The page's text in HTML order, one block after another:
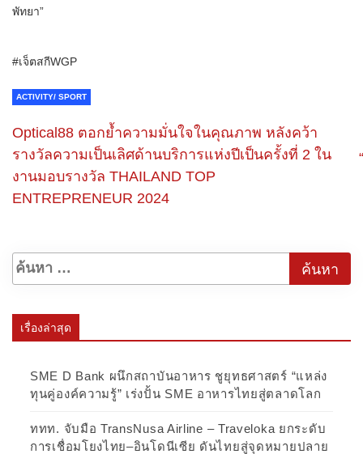
พัทยา”
#เจ็ตสกีWGP
ACTIVITY/ SPORT
Optical88 ตอกย้ำความมั่นใจในคุณภาพ หลังคว้า
รางวัลความเป็นเลิศด้านบริการแห่งปีเป็นครั้งที่ 2 ใน
งานมอบรางวัล THAILAND TOP
ENTREPRENEUR 2024
เรื่องล่าสุด
SME D Bank ผนึกสถาบันอาหาร ชูยุทธศาสตร์ “แหล่ง
ทุนคู่องค์ความรู้” เร่งปั้น SME อาหารไทยสู่ตลาดโลก
ททท. จับมือ TransNusa Airline – Traveloka ยกระดับ
การเชื่อมโยงไทย–อินโดนีเซีย ดันไทยสู่จุดหมายปลาย